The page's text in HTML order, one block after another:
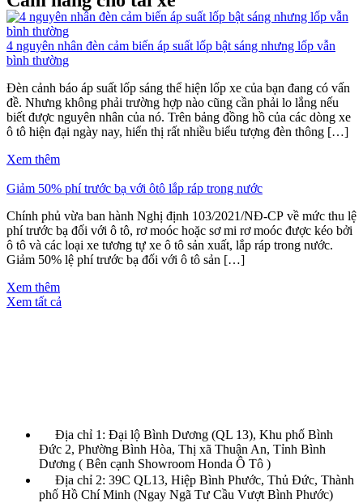
4 nguyên nhân đèn cảm biến áp suất lốp bật sáng nhưng lốp vẫn
bình thường
Đèn cảnh báo áp suất lốp sáng thể hiện lốp xe của bạn đang có vấn
đề. Nhưng không phải trường hợp nào cũng cần phải lo lắng nếu
biết được nguyên nhân của nó. Trên bảng đồng hồ của các dòng xe
ô tô hiện đại ngày nay, hiển thị rất nhiều biểu tượng đèn thông […]
Xem thêm
Giảm 50% phí trước bạ với ôtô lắp ráp trong nước
Chính phủ vừa ban hành Nghị định 103/2021/NĐ-CP về mức thu lệ
phí trước bạ đối với ô tô, rơ moóc hoặc sơ mi rơ moóc được kéo bởi
ô tô và các loại xe tương tự xe ô tô sản xuất, lắp ráp trong nước.
Giảm 50% lệ phí trước bạ đối với ô tô sản […]
Xem thêm
Xem tất cả
Địa chỉ 1: Đại lộ Bình Dương (QL 13), Khu phố Bình
Đức 2, Phường Bình Hòa, Thị xã Thuận An, Tỉnh Bình
Dương ( Bên cạnh Showroom Honda Ô Tô )
Địa chỉ 2: 39C QL13, Hiệp Bình Phước, Thủ Đức, Thành
phố Hồ Chí Minh (Ngay Ngã Tư Cầu Vượt Bình Phước)